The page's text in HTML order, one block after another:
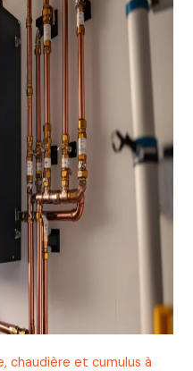
chaudière et cumulus à